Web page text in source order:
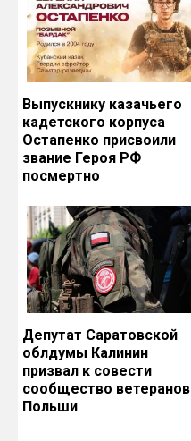
Выпускнику казачьего
кадетского корпуса
Остапенко присвоили
звание Героя РФ
посмертно
Депутат Саратовской
облдумы Калинин
призвал к совести
сообщество ветеранов
Польши